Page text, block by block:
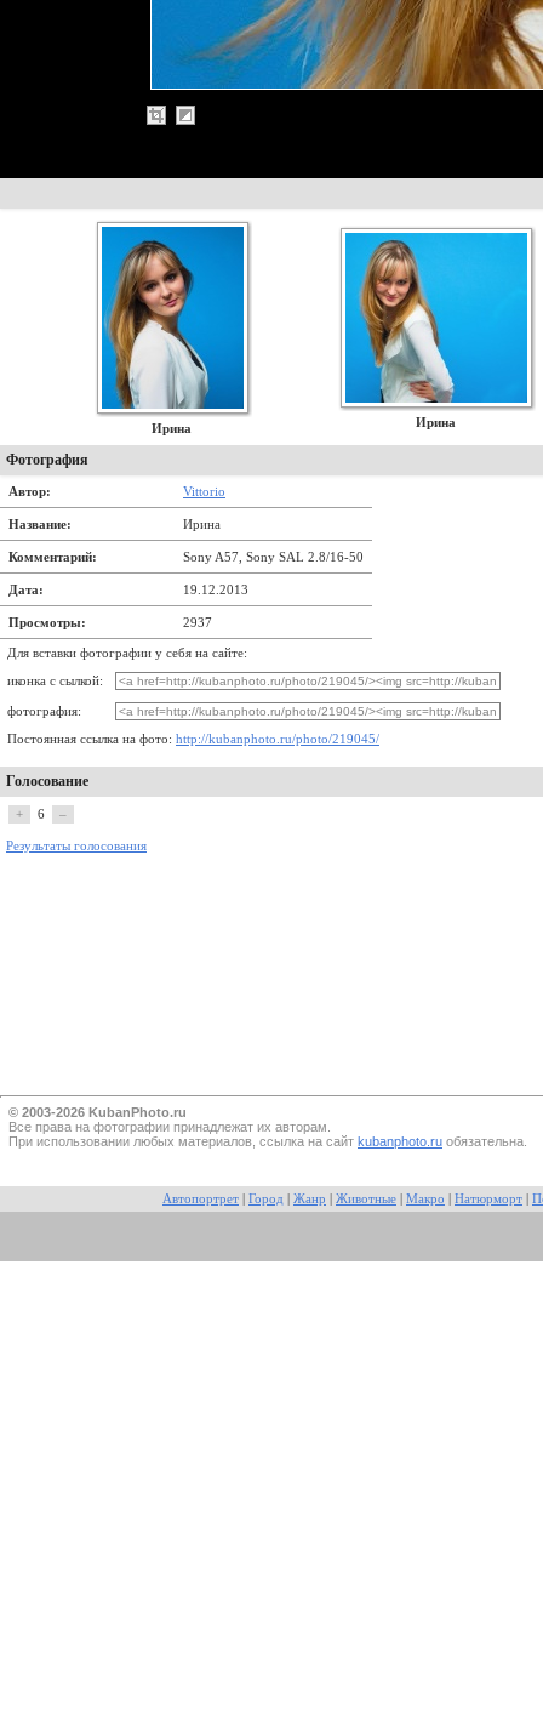
Ирина Ирина
Фотография
Автор: Vittorio
Название: Ирина
Комментарий: Sony A57, Sony SAL 2.8/16-50
Дата: 19.12.2013
Просмотры: 2937
Для вставки фотографии у себя на сайте:
иконка с сылкой:
фотография:
Постоянная ссылка на фото: http://kubanphoto.ru/photo/219045/
Голосование
+ 6 –
Результаты голосования
© 2003-2026 KubanPhoto.ru
Все прaва на фотографии принадлежат их авторам.
При использовании любых материалов, ссылка на сайт kubanphoto.ru обязательна.
Автопортрет Город Жанр Животные Макро Натюрморт